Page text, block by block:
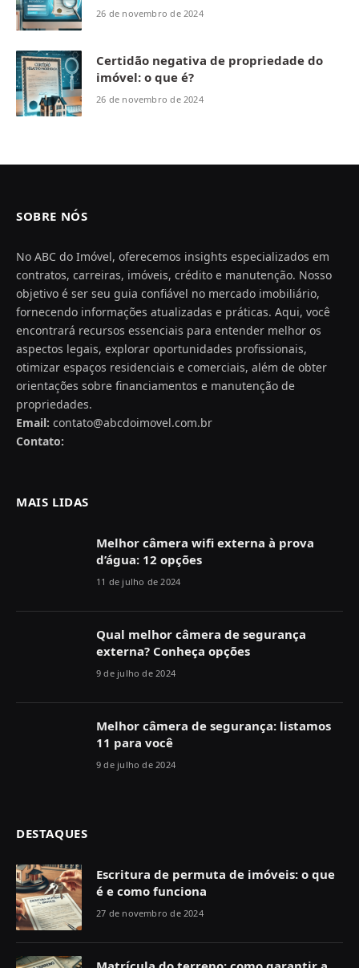
26 de novembro de 2024
Certidão negativa de propriedade do
imóvel: o que é?
26 de novembro de 2024
SOBRE NÓS
No ABC do Imóvel, oferecemos insights especializados em
contratos, carreiras, imóveis, crédito e manutenção. Nosso
objetivo é ser seu guia confiável no mercado imobiliário,
fornecendo informações atualizadas e práticas. Aqui, você
encontrará recursos essenciais para entender melhor os
aspectos legais, explorar oportunidades profissionais,
otimizar espaços residenciais e comerciais, além de obter
orientações sobre financiamentos e manutenção de
propriedades.
Email: contato@abcdoimovel.com.br
Contato:
MAIS LIDAS
Melhor câmera wifi externa à prova
d’água: 12 opções
11 de julho de 2024
Qual melhor câmera de segurança
externa? Conheça opções
9 de julho de 2024
Melhor câmera de segurança: listamos
11 para você
9 de julho de 2024
DESTAQUES
Escritura de permuta de imóveis: o que
é e como funciona
27 de novembro de 2024